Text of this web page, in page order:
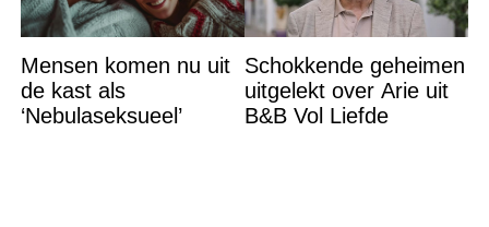
Mensen komen nu uit
de kast als
‘Nebulaseksueel’
Schokkende geheimen
uitgelekt over Arie uit
B&B Vol Liefde